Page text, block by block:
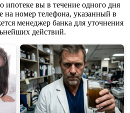
ипотеке вы в течение одного дня
на номер телефона, указанный в
менеджер банка для уточнения
действий.